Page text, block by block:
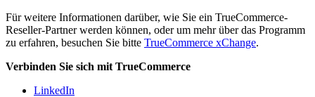
Für weitere Informationen darüber, wie Sie ein TrueCommerce-
Reseller-Partner werden können, oder um mehr über das Programm
zu erfahren, besuchen Sie bitte TrueCommerce xChange.
Verbinden Sie sich mit TrueCommerce
LinkedIn